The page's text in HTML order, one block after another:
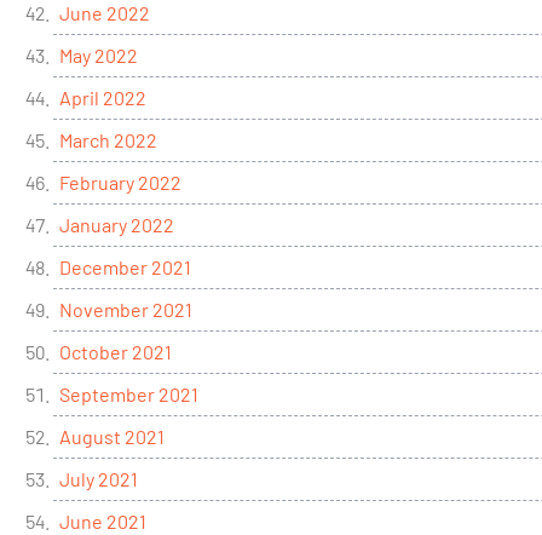
June 2022
May 2022
April 2022
March 2022
February 2022
January 2022
December 2021
November 2021
October 2021
September 2021
August 2021
July 2021
June 2021